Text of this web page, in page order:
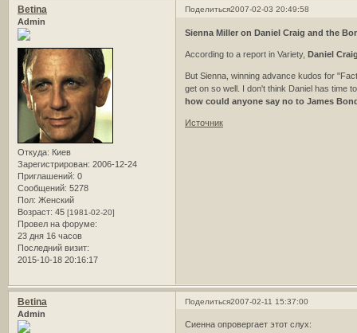
Поделиться2007-02-03 20:49:58
Betina
Admin
Откуда: Киев
Зарегистрирован: 2006-12-24
Приглашений: 0
Сообщений: 5278
Пол: Женский
Возраст: 45 [1981-02-20]
Провел на форуме:
23 дня 16 часов
Последний визит:
2015-10-18 20:16:17
Sienna Miller on Daniel Craig and the
According to a report in Variety,Daniel
But Sienna, winning advance kudos for
get on so well. I don't think Daniel has time
how could anyone say no to James
Источник
Поделиться2007-02-11 15:37:00
Betina
Admin
Сиенна опровергает этот слух: